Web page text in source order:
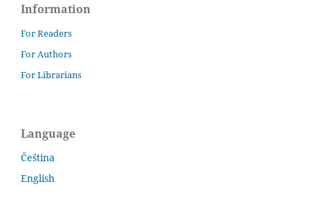
Information
For Readers
For Authors
For Librarians
Language
Čeština
English